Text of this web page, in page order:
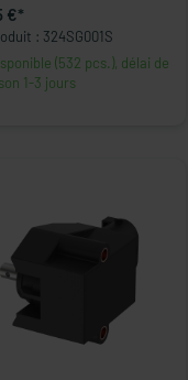
€*
: 324SG001S
(532 pcs.), délai de
1-3 jours